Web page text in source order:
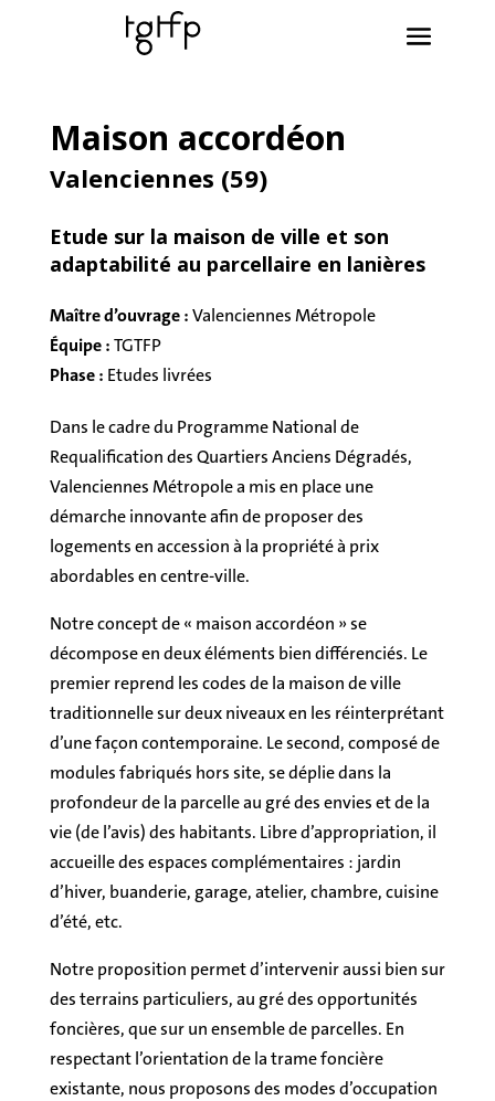
Maison accordéon
Valenciennes (59)
Etude sur la maison de ville et son
adaptabilité au parcellaire en lanières
Maître d’ouvrage :Valenciennes Métropole
Équipe :TGTFP
Phase : Etudes livrées
Dans le cadre du Programme National de
Requalification des Quartiers Anciens Dégradés,
Valenciennes Métropole a mis en place une
démarche innovante afin de proposer des
logements en accession à la propriété à prix
abordables en centre-ville.
Notre concept de « maison accordéon » se
décompose en deux éléments bien différenciés. Le
premier reprend les codes de la maison de ville
traditionnelle sur deux niveaux en les réinterprétant
d’une façon contemporaine. Le second, composé de
modules fabriqués hors site, se déplie dans la
profondeur de la parcelle au gré des envies et de la
vie (de l’avis) des habitants. Libre d’appropriation, il
accueille des espaces complémentaires : jardin
d’hiver, buanderie, garage, atelier, chambre, cuisine
d’été, etc.
Notre proposition permet d’intervenir aussi bien sur
des terrains particuliers, au gré des opportunités
foncières, que sur un ensemble de parcelles. En
respectant l’orientation de la trame foncière
existante, nous proposons des modes d’occupation